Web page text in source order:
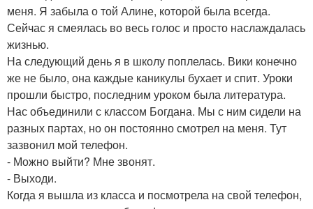
меня. Я забыла о той Алине, которой была всегда.
Сейчас я смеялась во весь голос и просто наслаждалась
жизнью.
На следующий день я в школу поплелась. Вики конечно
же не было, она каждые каникулы бухает и спит. Уроки
прошли быстро, последним уроком была литература.
Нас объединили с классом Богдана. Мы с ним сидели на
разных партах, но он постоянно смотрел на меня. Тут
зазвонил мой телефон.
- Можно выйти? Мне звонят.
- Выходи.
Когда я вышла из класса и посмотрела на свой телефон,